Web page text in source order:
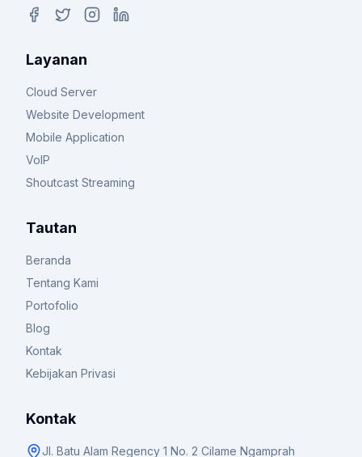
Layanan
Cloud Server
Website Development
Mobile Application
VoIP
Shoutcast Streaming
Tautan
Beranda
Tentang Kami
Portofolio
Blog
Kontak
Kebijakan Privasi
Kontak
Jl. Batu Alam Regency 1 No. 2 Cilame Ngamprah